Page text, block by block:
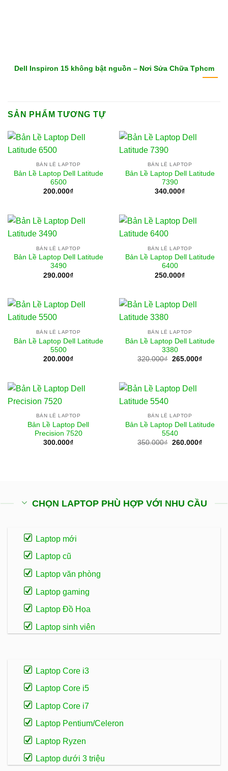
Dell Inspiron 15 không bật nguồn – Nơi Sửa Chữa Tphcm
SẢN PHẨM TƯƠNG TỰ
BẢN LỀ LAPTOP
Bản Lề Laptop Dell Latitude
6500
200.000₫
BẢN LỀ LAPTOP
Bản Lề Laptop Dell Latitude
7390
340.000₫
BẢN LỀ LAPTOP
Bản Lề Laptop Dell Latitude
3490
290.000₫
BẢN LỀ LAPTOP
Bản Lề Laptop Dell Latitude
6400
250.000₫
BẢN LỀ LAPTOP
Bản Lề Laptop Dell Latitude
5500
200.000₫
BẢN LỀ LAPTOP
Bản Lề Laptop Dell Latitude
3380
320.000₫ Giá
265.000₫Giá
BẢN LỀ LAPTOP
Bản Lề Laptop Dell
Precision 7520
300.000₫
BẢN LỀ LAPTOP
Bản Lề Laptop Dell Latitude
5540
350.000₫ Giá
260.000₫Giá
CHỌN LAPTOP PHÙ HỢP VỚI NHU CẦU
Laptop mới
Laptop cũ
Laptop văn phòng
Laptop gaming
Laptop Đồ Họa
Laptop sinh viên
Laptop Core i3
Laptop Core i5
Laptop Core i7
Laptop Pentium/Celeron
Laptop Ryzen
Laptop dưới 3 triệu